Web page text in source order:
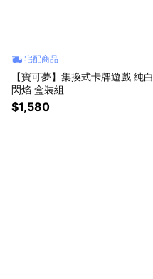
宅配商品
【寶可夢】集換式卡牌遊戲 純白
閃焰 盒裝組
$1,580